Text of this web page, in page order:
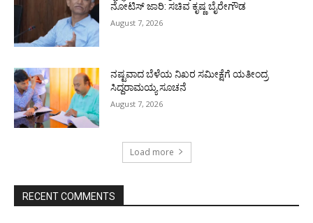
ನೋಟಿಸ್ ಜಾರಿ: ಸಚಿವ ಕೃಷ್ಣ ಬೈರೇಗೌಡ
August 7, 2026
ನಷ್ಟವಾದ ಬೆಳೆಯ ನಿಖರ ಸಮೀಕ್ಷೆಗೆ ಯತೀಂದ್ರ
ಸಿದ್ದರಾಮಯ್ಯ ಸೂಚನೆ
August 7, 2026
Load more
RECENT COMMENTS